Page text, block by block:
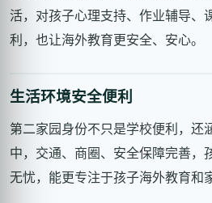
活，对孩子心理支持、作业辅导、
利，也让海外教育更安全、安心。
生活环境安全便利
第二家园身份不只是学校便利，还
中，交通、商圈、安全保障完善，
无忧，能更专注于孩子海外教育和